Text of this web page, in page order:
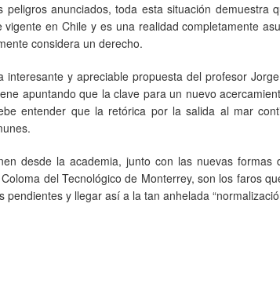
anunciados, toda esta situación demuestra
en Chile y es una realidad completamente
considera un derecho.
interesante y apreciable propuesta del profesor
apuntando que la clave para un nuevo
entender que la retórica por la salida al mar
desde la academia, junto con las nuevas
del Tecnológico de Monterrey, son los faros
y llegar así a la tan anhelada